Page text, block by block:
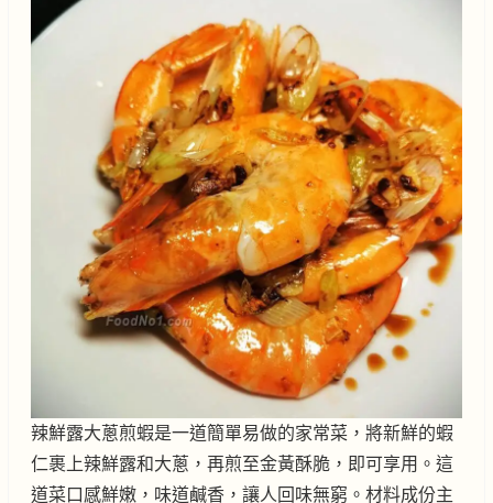
辣鮮露大蔥煎蝦是一道簡單易做的家常菜，將新鮮的蝦
仁裹上辣鮮露和大蔥，再煎至金黃酥脆，即可享用。這
道菜口感鮮嫩，味道鹹香，讓人回味無窮。材料成份主